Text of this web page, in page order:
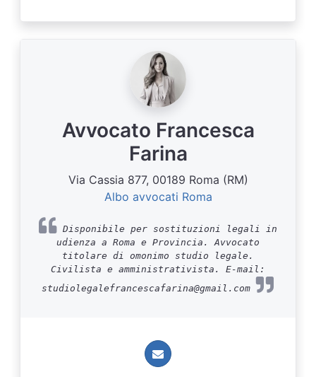
Avvocato Francesca
Farina
Via Cassia 877, 00189 Roma (RM)
Albo avvocati Roma
Disponibile per sostituzioni legali in
udienza a Roma e Provincia. Avvocato
titolare di omonimo studio legale.
Civilista e amministrativista. E-mail:
studiolegalefrancescafarina@gmail.com